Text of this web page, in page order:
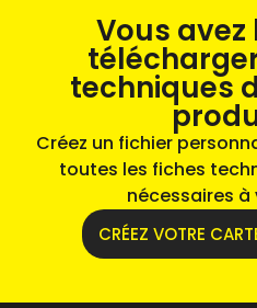
Vous avez
techniques
Créez un fichier
toutes les fiches
nécessaires
CRÉEZ VOTRE